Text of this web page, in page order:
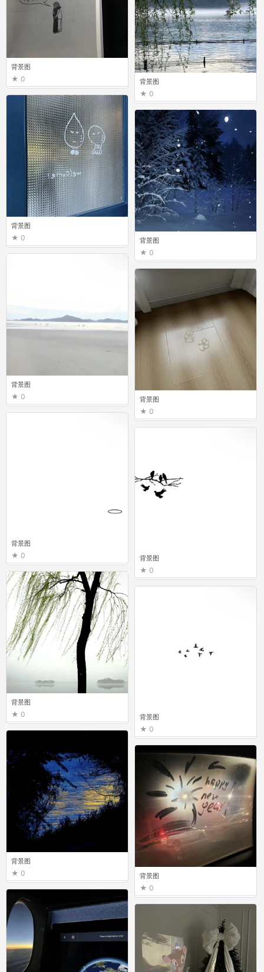
背景图
0
背景图
0
背景图
0
背景图
0
背景图
0
背景图
0
背景图
0 背景图
0
背景图
0
背景图
0
背景图
0
背景图
0